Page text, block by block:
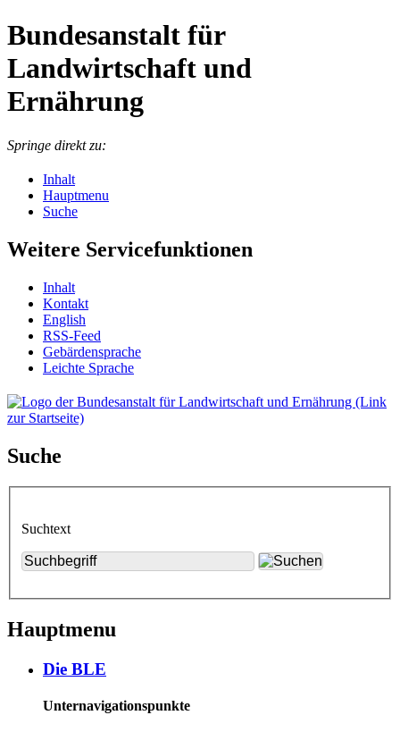
Bundesanstalt für
Landwirtschaft und
Ernährung
Springe direkt zu:
Inhalt
Hauptmenu
Suche
Weitere Servicefunktionen
In­halt
Kon­takt
English
RSS-Feed
Ge­bär­den­spra­che
Leich­te Spra­che
Suche
Suchtext
Hauptmenu
Die BLE
Unternavigationspunkte